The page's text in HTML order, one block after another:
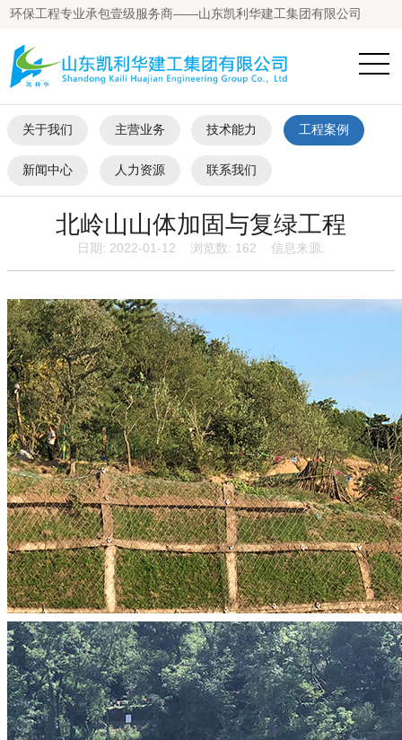
环保工程专业承包壹级服务商——山东凯利华建工集团有限公司
关于我们 主营业务 技术能力 工程案例
新闻中心 人力资源 联系我们
北岭山山体加固与复绿工程
日期: 2022-01-12 浏览数: 162 信息来源: